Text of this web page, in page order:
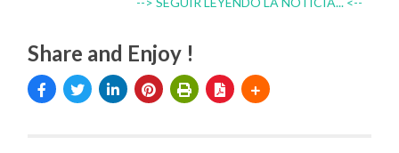
Share and Enjoy !